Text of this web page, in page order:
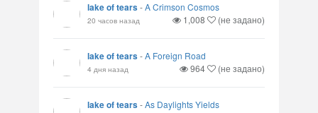
lake of tears-A Crimson Cosmos
20 часов назад 1,008 (не задано)
lake of tears-A Foreign Road
4 дня назад 964 (не задано)
lake of tears-As Daylights Yields